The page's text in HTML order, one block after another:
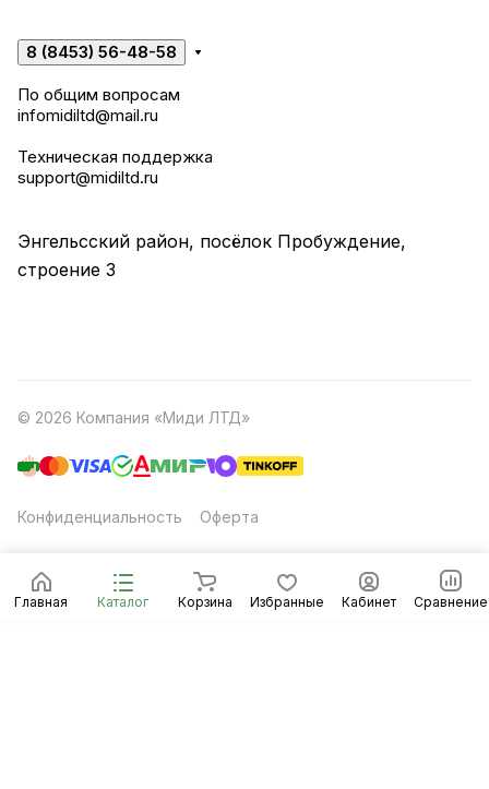
Главная Каталог Корзина Избранные Кабинет Сравнение
8 (8453) 56-48-58
По общим вопросам
infomidiltd@mail.ru
Техническая поддержка
support@midiltd.ru
Энгельсский район, посёлок Пробуждение,
строение 3
© 2026 Компания «Миди ЛТД»
Конфиденциальность Оферта